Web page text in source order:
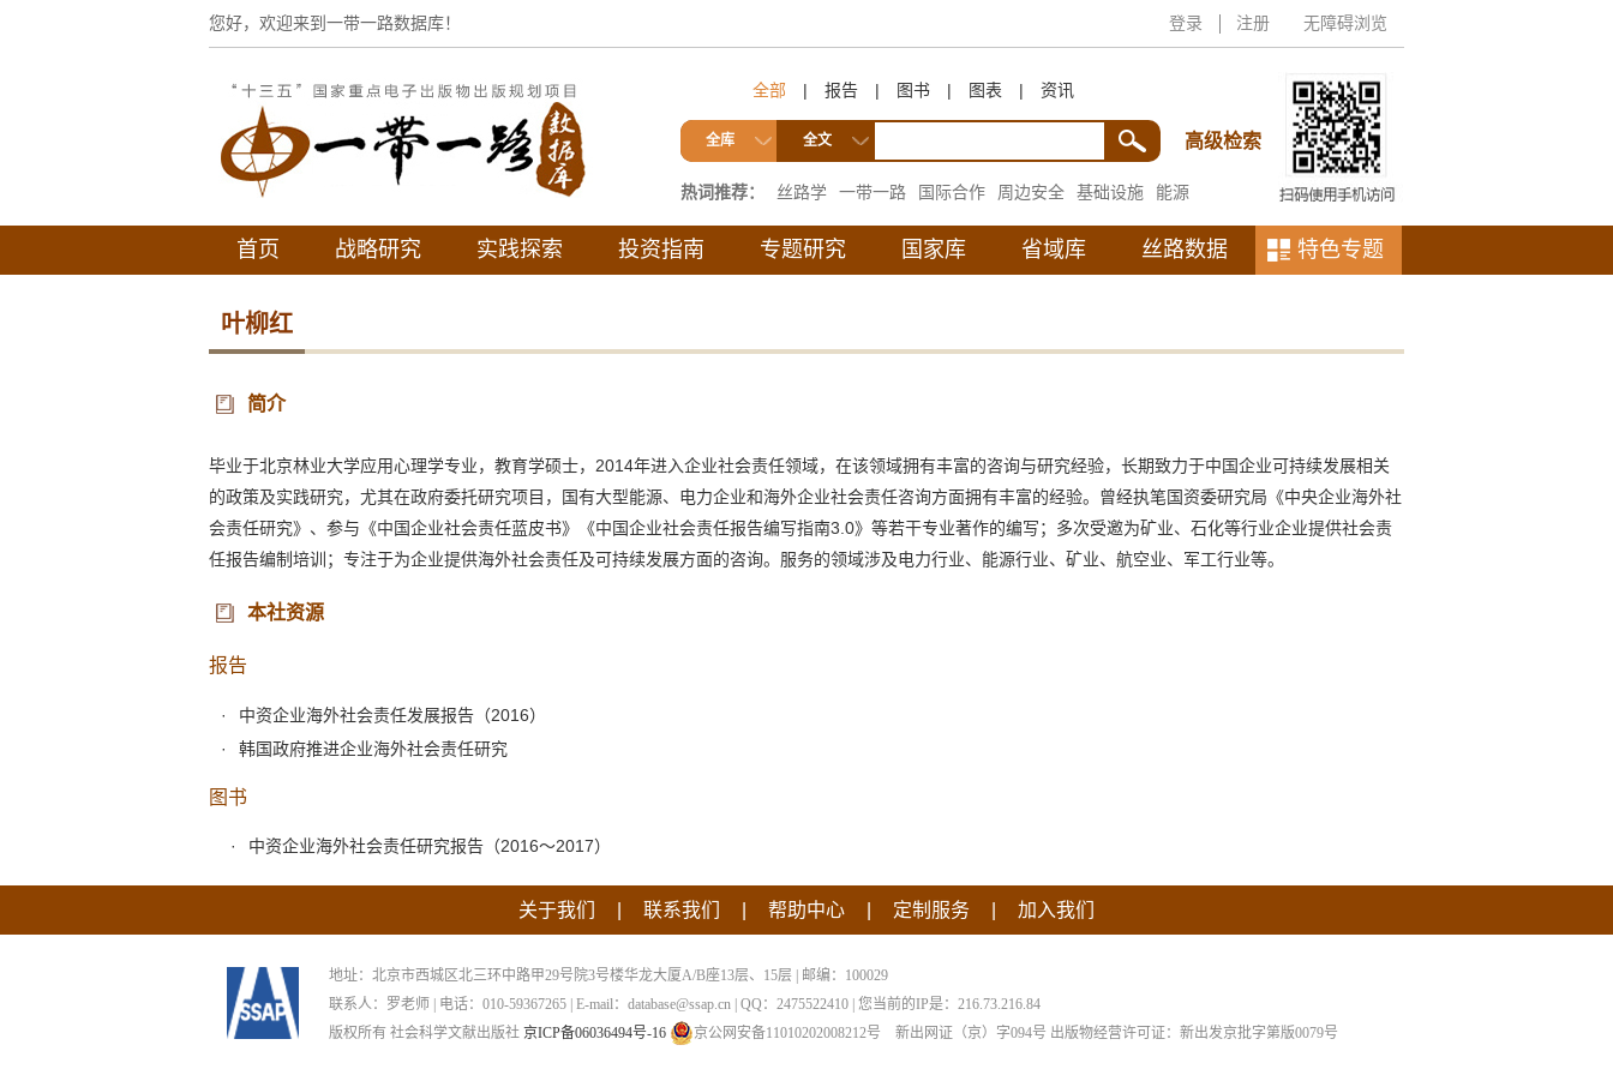
登录 注册 无障碍浏览
您好，欢迎来到一带一路数据库！
全部 | 报告 | 图书 | 图表 | 资讯
全库 全文 高级检索
热词推荐： 丝路学 一带一路 国际合作 周边安全 基础设施
能源
互联互通
首页 战略研究 实践探索 投资指南 专题研究 国家库 省域库 丝路数据 特色专题
叶柳红
简介
毕业于北京林业大学应用心理学专业，教育学硕士，2014年进入企业社会责任领域，在该领域拥有丰富的咨询与研究经验，长期致力于中国企业可持续发展相关
的政策及实践研究，尤其在政府委托研究项目，国有大型能源、电力企业和海外企业社会责任咨询方面拥有丰富的经验。曾经执笔国资委研究局《中央企业海外社
会责任研究》、参与《中国企业社会责任蓝皮书》《中国企业社会责任报告编写指南3.0》等若干专业著作的编写；多次受邀为矿业、石化等行业企业提供社会责
任报告编制培训；专注于为企业提供海外社会责任及可持续发展方面的咨询。服务的领域涉及电力行业、能源行业、矿业、航空业、军工行业等。
本社资源
报告
中资企业海外社会责任发展报告（2016）
韩国政府推进企业海外社会责任研究
图书
中资企业海外社会责任研究报告（2016～2017）
关于我们 联系我们 帮助中心 定制服务 加入我们
地址：北京市西城区北三环中路甲29号院3号楼华龙大厦A/B座13层、15层 | 邮编：100029
联系人：罗老师 | 电话：010-59367265 | E-mail：database@ssap.cn | QQ：2475522410 | 您当前的IP是： 216.73.216.84
版权所有 社会科学文献出版社 京ICP备06036494号-16 京公网安备11010202008212号 新出网证（京）字094号 出版物经营许可证：新出发京批字第版0079号